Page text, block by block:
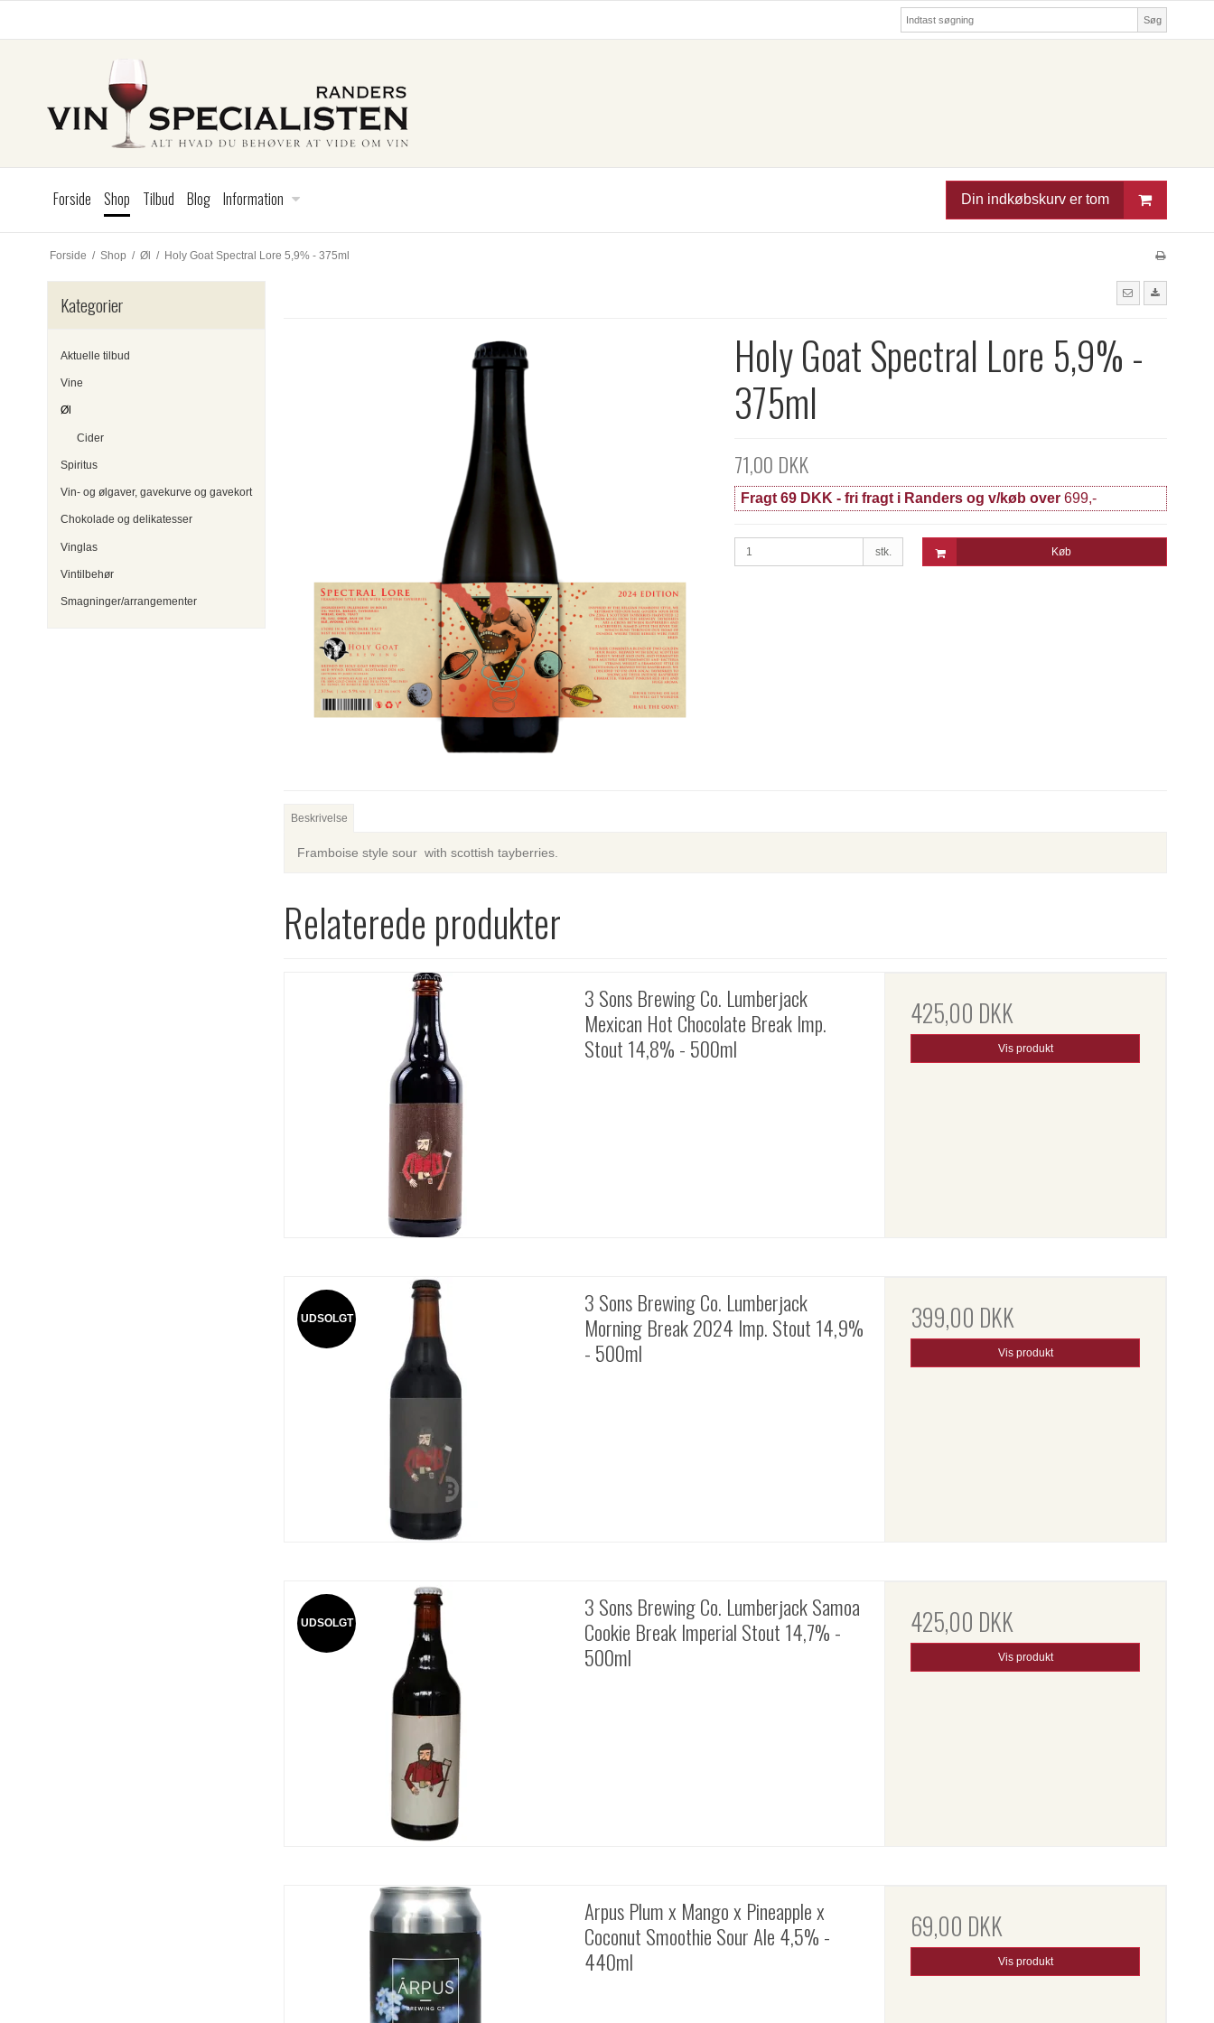
Søg
Forside Shop Tilbud Blog Information Din indkøbskurv er tom
Forside / Shop / Øl / Holy Goat Spectral Lore 5,9% - 375ml
Kategorier
Aktuelle tilbud
Vine
Øl
Cider
Spiritus
Vin- og ølgaver, gavekurve og gavekort
Chokolade og delikatesser
Vinglas
Vintilbehør
Smagninger/arrangementer
Holy Goat Spectral Lore 5,9% -
375ml
71,00 DKK
Fragt 69 DKK - fri fragt i Randers og v/køb over 699,-
stk. Køb
Beskrivelse
Framboise style sour with scottish tayberries.
Relaterede produkter
3 Sons Brewing Co. Lumberjack
Mexican Hot Chocolate Break Imp.
Stout 14,8% - 500ml
425,00 DKK
Vis produkt
UDSOLGT
3 Sons Brewing Co. Lumberjack
Morning Break 2024 Imp. Stout 14,9%
- 500ml
399,00 DKK
Vis produkt
UDSOLGT
3 Sons Brewing Co. Lumberjack Samoa
Cookie Break Imperial Stout 14,7% -
500ml
425,00 DKK
Vis produkt
Arpus Plum x Mango x Pineapple x
Coconut Smoothie Sour Ale 4,5% -
440ml
69,00 DKK
Vis produkt